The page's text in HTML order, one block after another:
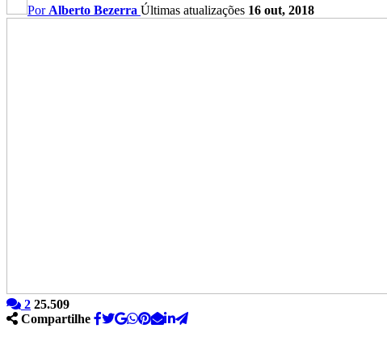
Por Alberto Bezerra Últimas atualizações 16 out, 2018
2 25.509
Compartilhe